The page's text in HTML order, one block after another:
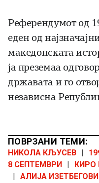
Референдумот од
еден од
македонската
ја преземаа
државата и го
независна
ПОВРЗАНИ ТЕМИ:
НИКОЛА КЉУСЕВ
8 СЕПТЕМВРИ
КИРО
АЛИЈА